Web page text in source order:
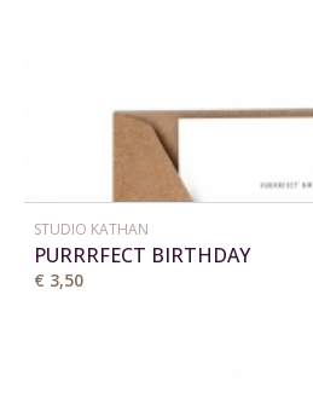
STUDIO KATHAN
PURRRFECT BIRTHDAY
€ 3,50